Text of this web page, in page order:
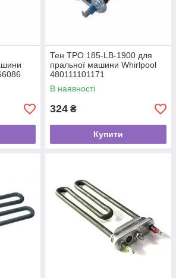
Тен ТРО 185-LB-1900 для
пральної машини Whirlpool
480111101171
В наявності
324 ₴
Купити